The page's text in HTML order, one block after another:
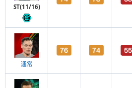
ST(11/16)
通常